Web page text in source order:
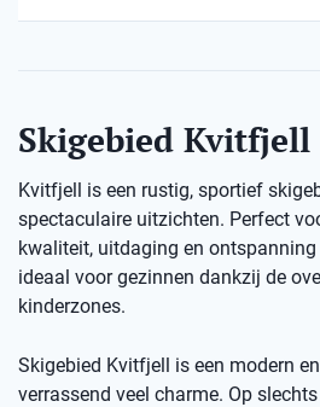
Skigebied Kvitfjell
Kvitfjell is een rustig, sportief
spectaculaire uitzichten. Perfect
kwaliteit, uitdaging en
ideaal voor gezinnen dankzij de
kinderzones.
Skigebied Kvitfjell is een modern
verrassend veel charme. Op